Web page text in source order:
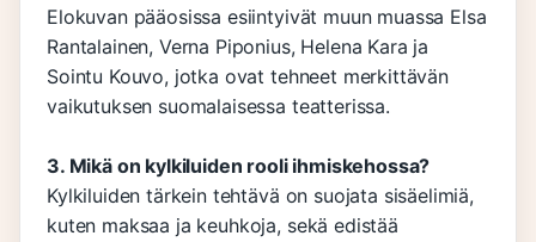
Elokuvan pääosissa esiintyivät muun muassa Elsa
Rantalainen, Verna Piponius, Helena Kara ja
Sointu Kouvo, jotka ovat tehneet merkittävän
vaikutuksen suomalaisessa teatterissa.
3. Mikä on kylkiluiden rooli ihmiskehossa?
Kylkiluiden tärkein tehtävä on suojata sisäelimiä,
kuten maksaa ja keuhkoja, sekä edistää